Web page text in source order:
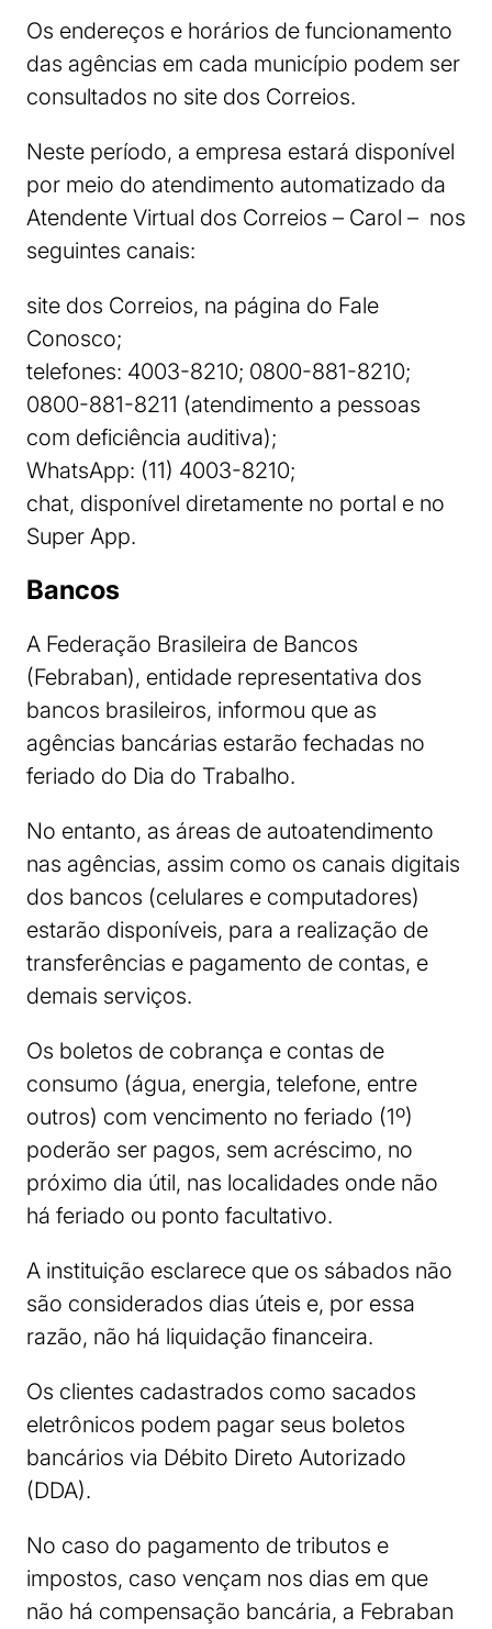
Os endereços e horários de funcionamento
das agências em cada município podem ser
consultados no site dos Correios.
Neste período, a empresa estará disponível
por meio do atendimento automatizado da
Atendente Virtual dos Correios – Carol – nos
seguintes canais:
site dos Correios, na página do Fale
Conosco;
telefones: 4003-8210; 0800-881-8210;
0800-881-8211 (atendimento a pessoas
com deficiência auditiva);
WhatsApp: (11) 4003-8210;
chat, disponível diretamente no portal e no
Super App.
Bancos
A Federação Brasileira de Bancos
(Febraban), entidade representativa dos
bancos brasileiros, informou que as
agências bancárias estarão fechadas no
feriado do Dia do Trabalho.
No entanto, as áreas de autoatendimento
nas agências, assim como os canais digitais
dos bancos (celulares e computadores)
estarão disponíveis, para a realização de
transferências e pagamento de contas, e
demais serviços.
Os boletos de cobrança e contas de
consumo (água, energia, telefone, entre
outros) com vencimento no feriado (1º)
poderão ser pagos, sem acréscimo, no
próximo dia útil, nas localidades onde não
há feriado ou ponto facultativo.
A instituição esclarece que os sábados não
são considerados dias úteis e, por essa
razão, não há liquidação financeira.
Os clientes cadastrados como sacados
eletrônicos podem pagar seus boletos
bancários via Débito Direto Autorizado
(DDA).
No caso do pagamento de tributos e
impostos, caso vençam nos dias em que
não há compensação bancária, a Febraban